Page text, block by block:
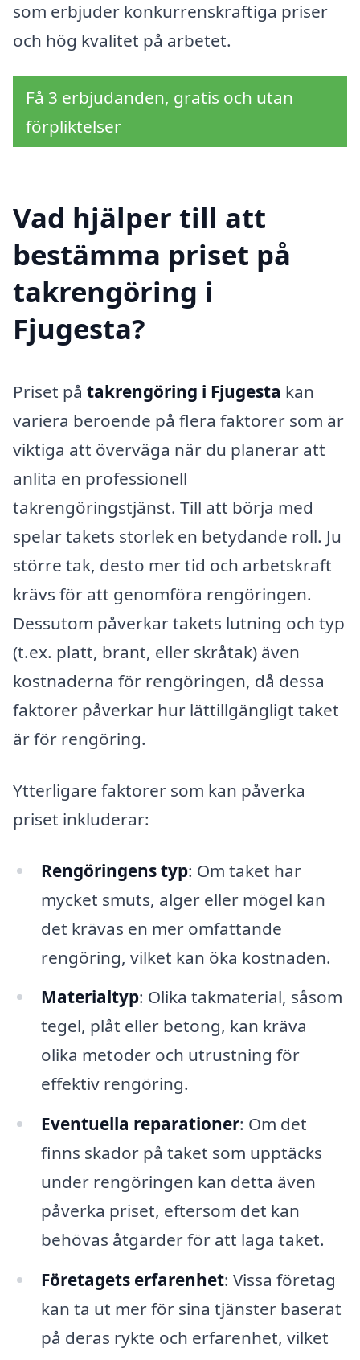
som erbjuder konkurrenskraftiga priser
och hög kvalitet på arbetet.
Få 3 erbjudanden, gratis och utan
förpliktelser
Vad hjälper till att
bestämma priset på
takrengöring i
Fjugesta?
Priset på takrengöring i Fjugesta kan
variera beroende på flera faktorer som är
viktiga att överväga när du planerar att
anlita en professionell
takrengöringstjänst. Till att börja med
spelar takets storlek en betydande roll. Ju
större tak, desto mer tid och arbetskraft
krävs för att genomföra rengöringen.
Dessutom påverkar takets lutning och typ
(t.ex. platt, brant, eller skråtak) även
kostnaderna för rengöringen, då dessa
faktorer påverkar hur lättillgängligt taket
är för rengöring.
Ytterligare faktorer som kan påverka
priset inkluderar:
Rengöringens typ: Om taket har
mycket smuts, alger eller mögel kan
det krävas en mer omfattande
rengöring, vilket kan öka kostnaden.
Materialtyp: Olika takmaterial, såsom
tegel, plåt eller betong, kan kräva
olika metoder och utrustning för
effektiv rengöring.
Eventuella reparationer: Om det
finns skador på taket som upptäcks
under rengöringen kan detta även
påverka priset, eftersom det kan
behövas åtgärder för att laga taket.
Företagets erfarenhet: Vissa företag
kan ta ut mer för sina tjänster baserat
på deras rykte och erfarenhet, vilket